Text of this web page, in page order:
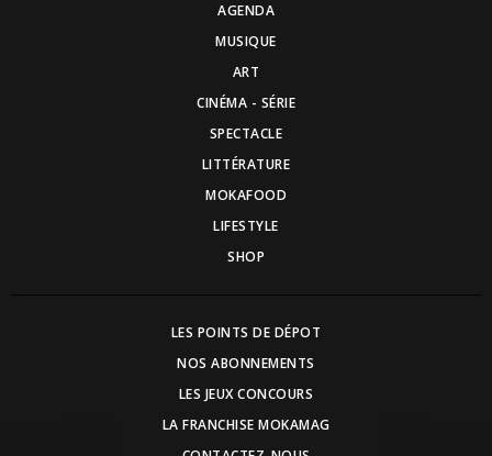
AGENDA
MUSIQUE
ART
CINÉMA - SÉRIE
SPECTACLE
LITTÉRATURE
MOKAFOOD
LIFESTYLE
SHOP
LES POINTS DE DÉPOT
NOS ABONNEMENTS
LES JEUX CONCOURS
LA FRANCHISE MOKAMAG